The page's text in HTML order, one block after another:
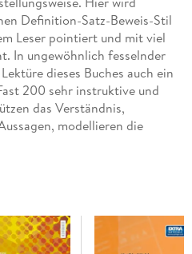
Definition-Satz-Beweis-Stil
Leser pointiert und mit viel
In ungewöhnlich fesselnder
dieses Buches auch ein
200 sehr instruktive und
das Verständnis,
modellieren die